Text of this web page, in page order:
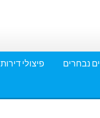
נבחרים פיצולי דירות